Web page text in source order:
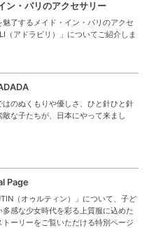
ン・パリのアクセサリー
魅了するメイド・イン・パリのアクセ
（アドラビリ）」についてご紹介しま
のぬくもりや優しさ、ひと針ひと針
な子たちが、日本にやって来まし
Page
（オゥルティン）」について、子ど
多感な少女時代を彩る上質服に込めた
ーリーをご覧いただける特別ページ